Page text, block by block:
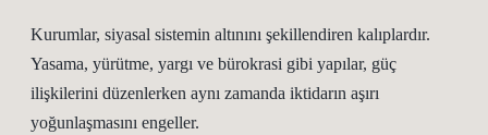
Kurumlar, siyasal sistemin altınını şekillendiren kalıplardır.
Yasama, yürütme, yargı ve bürokrasi gibi yapılar, güç
ilişkilerini düzenlerken aynı zamanda iktidarın aşırı
yoğunlaşmasını engeller.